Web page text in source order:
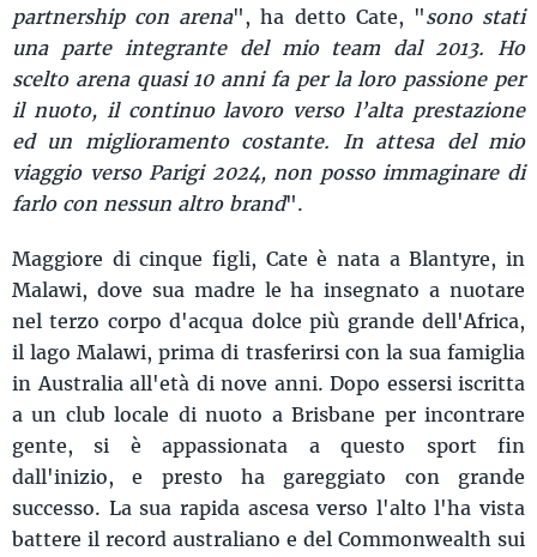
partnership con arena", ha detto Cate, "sono stati
una parte integrante del mio team dal 2013. Ho
scelto arena quasi 10 anni fa per la loro passione per
il nuoto, il continuo lavoro verso l’alta prestazione
ed un miglioramento costante. In attesa del mio
viaggio verso Parigi 2024, non posso immaginare di
farlo con nessun altro brand".
Maggiore di cinque figli, Cate è nata a Blantyre, in
Malawi, dove sua madre le ha insegnato a nuotare
nel terzo corpo d'acqua dolce più grande dell'Africa,
il lago Malawi, prima di trasferirsi con la sua famiglia
in Australia all'età di nove anni. Dopo essersi iscritta
a un club locale di nuoto a Brisbane per incontrare
gente, si è appassionata a questo sport fin
dall'inizio, e presto ha gareggiato con grande
successo. La sua rapida ascesa verso l'alto l'ha vista
battere il record australiano e del Commonwealth sui